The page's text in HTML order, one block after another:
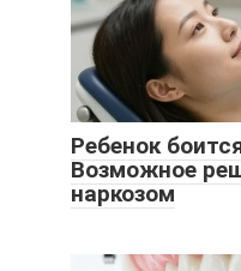
Ребенок
Возможное
наркозом